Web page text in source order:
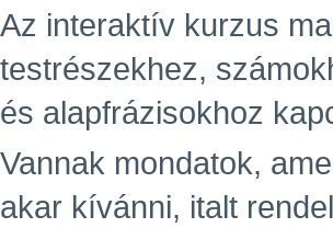
Az interaktív kurzus
testrészekhez,
és alapfrázisokhoz
Vannak mondatok,
akar kívánni, italt